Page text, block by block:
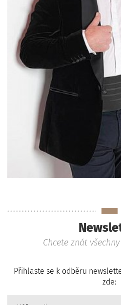
Chcete znát
Přihlaste se k odběru
zde: